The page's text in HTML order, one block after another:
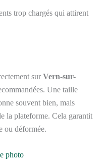
trop chargés qui attirent
sur Vern-sur-
Une taille
souvent bien, mais
la plateforme. Cela garantit
ou déformée.
photo